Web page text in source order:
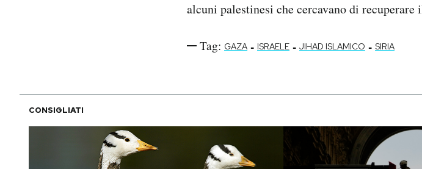
alcuni palestinesi che cercavano di recuperare
Tag: GAZA - ISRAELE - JIHAD ISLAMICO - SIRIA
CONSIGLIATI